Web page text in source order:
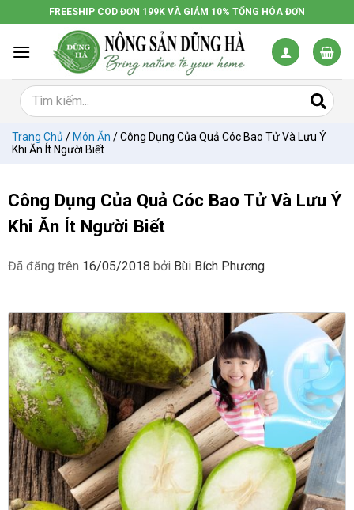
đến
dung
FREESHIP COD ĐƠN 199K VÀ GIẢM 10% TỔNG HÓA ĐƠN
Trang Chủ / Món Ăn /Công Dụng Của Quả Cóc Bao Tử Và Lưu Ý
Khi Ăn Ít Người Biết
Công Dụng Của Quả Cóc Bao Tử Và Lưu Ý
Khi Ăn Ít Người Biết
Đã đăng trên 16/05/2018 bởi Bùi Bích Phương